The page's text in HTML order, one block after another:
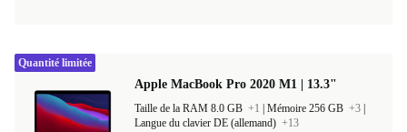
Apple MacBook Pro 2020 M1 | 13.3"
Taille de la RAM 8.0 GB +1 Mémoire 256 GB +3
Langue du clavier DE (allemand) +13
Quantité limitée